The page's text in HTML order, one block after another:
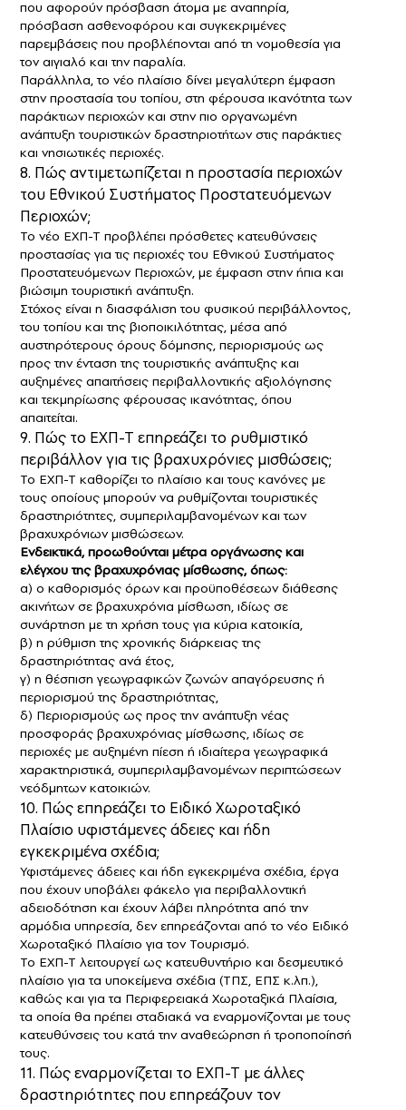
που αφορούν πρόσβαση άτομα με αναπηρία,
πρόσβαση ασθενοφόρου και συγκεκριμένες
παρεμβάσεις που προβλέπονται από τη νομοθεσία για
τον αιγιαλό και την παραλία.
Παράλληλα, το νέο πλαίσιο δίνει μεγαλύτερη έμφαση
στην προστασία του τοπίου, στη φέρουσα ικανότητα των
παράκτιων περιοχών και στην πιο οργανωμένη
ανάπτυξη τουριστικών δραστηριοτήτων στις παράκτιες
και νησιωτικές περιοχές.
8. Πώς αντιμετωπίζεται η προστασία περιοχών
του Εθνικού Συστήματος Προστατευόμενων
Περιοχών;
Το νέο ΕΧΠ-Τ προβλέπει πρόσθετες κατευθύνσεις
προστασίας για τις περιοχές του Εθνικού Συστήματος
Προστατευόμενων Περιοχών, με έμφαση στην ήπια και
βιώσιμη τουριστική ανάπτυξη.
Στόχος είναι η διασφάλιση του φυσικού περιβάλλοντος,
του τοπίου και της βιοποικιλότητας, μέσα από
αυστηρότερους όρους δόμησης, περιορισμούς ως
προς την ένταση της τουριστικής ανάπτυξης και
αυξημένες απαιτήσεις περιβαλλοντικής αξιολόγησης
και τεκμηρίωσης φέρουσας ικανότητας, όπου
απαιτείται.
9. Πώς το ΕΧΠ-Τ επηρεάζει το ρυθμιστικό
περιβάλλον για τις βραχυχρόνιες μισθώσεις;
Το ΕΧΠ-Τ καθορίζει το πλαίσιο και τους κανόνες με
τους οποίους μπορούν να ρυθμίζονται τουριστικές
δραστηριότητες, συμπεριλαμβανομένων και των
βραχυχρόνιων μισθώσεων.
Ενδεικτικά, προωθούνται μέτρα οργάνωσης και
ελέγχου της βραχυχρόνιας μίσθωσης, όπως:
α) ο καθορισμός όρων και προϋποθέσεων διάθεσης
ακινήτων σε βραχυχρόνια μίσθωση, ιδίως σε
συνάρτηση με τη χρήση τους για κύρια κατοικία,
β) η ρύθμιση της χρονικής διάρκειας της
δραστηριότητας ανά έτος,
γ) η θέσπιση γεωγραφικών ζωνών απαγόρευσης ή
περιορισμού της δραστηριότητας,
δ) Περιορισμούς ως προς την ανάπτυξη νέας
προσφοράς βραχυχρόνιας μίσθωσης, ιδίως σε
περιοχές με αυξημένη πίεση ή ιδιαίτερα γεωγραφικά
χαρακτηριστικά, συμπεριλαμβανομένων περιπτώσεων
νεόδμητων κατοικιών.
10. Πώς επηρεάζει το Ειδικό Χωροταξικό
Πλαίσιο υφιστάμενες άδειες και ήδη
εγκεκριμένα σχέδια;
Υφιστάμενες άδειες και ήδη εγκεκριμένα σχέδια, έργα
που έχουν υποβάλει φάκελο για περιβαλλοντική
αδειοδότηση και έχουν λάβει πληρότητα από την
αρμόδια υπηρεσία, δεν επηρεάζονται από το νέο Ειδικό
Χωροταξικό Πλαίσιο για τον Τουρισμό.
Το ΕΧΠ-Τ λειτουργεί ως κατευθυντήριο και δεσμευτικό
πλαίσιο για τα υποκείμενα σχέδια (ΤΠΣ, ΕΠΣ κ.λπ.),
καθώς και για τα Περιφερειακά Χωροταξικά Πλαίσια,
τα οποία θα πρέπει σταδιακά να εναρμονίζονται με τους
κατευθύνσεις του κατά την αναθεώρηση ή τροποποίησή
τους.
11. Πώς εναρμονίζεται το ΕΧΠ-Τ με άλλες
δραστηριότητες που επηρεάζουν τον